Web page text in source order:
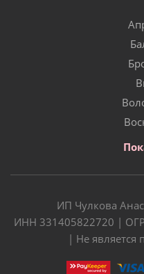
ИП Чулкова
ИНН 331405822720 |
| Не является